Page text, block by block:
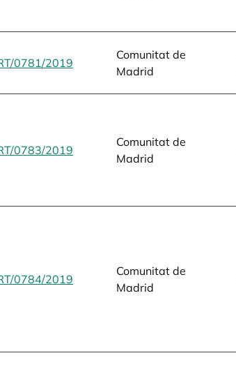
0781/2019 opens in a new tab
Comunitat de
Madrid
0783/2019 opens in a new tab
Comunitat de
Madrid
0784/2019 opens in a new tab
Comunitat de
Madrid